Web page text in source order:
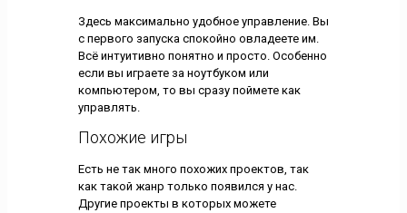
Здесь максимально удобное управление. Вы
с первого запуска спокойно овладеете им.
Всё интуитивно понятно и просто. Особенно
если вы играете за ноутбуком или
компьютером, то вы сразу поймете как
управлять.
Похожие игры
Есть не так много похожих проектов, так
как такой жанр только появился у нас.
Другие проекты в которых можете